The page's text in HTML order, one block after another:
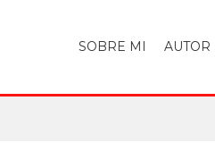
SOBRE MI AUTOR